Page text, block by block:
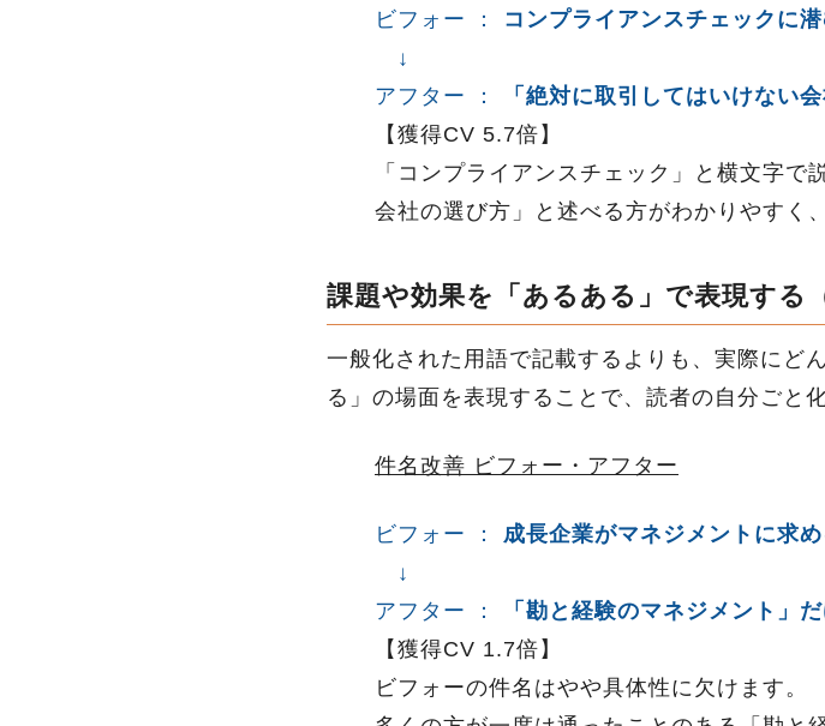
ビフォー ： コンプライアンスチェックに
↓
アフター ：
「絶対に取引してはいけない
【獲得CV 5.7倍】
「コンプライアンスチェック」と横文字
会社の選び方」と述べる方がわかりやすく
課題や効果を「あるある」で表現する
一般化された用語で記載するよりも、実際にど
る」の場面を表現することで、読者の自分ごと
件名改善 ビフォー・アフター
ビフォー ： 成長企業がマネジメントに求め
↓
アフター ：
「勘と経験のマネジメント」
【獲得CV 1.7倍】
ビフォーの件名はやや具体性に欠けます。